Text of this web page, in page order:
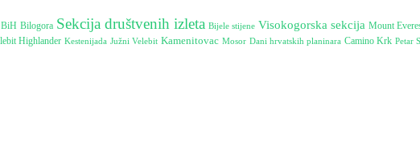
BiH Bilogora Sekcija društvenih izleta Bijele stijene Visokogorska sekcija Mount
Highlander Kestenijada Južni Velebit Kamenitovac Mosor Dani hrvatskih planinara Camino Krk Petar